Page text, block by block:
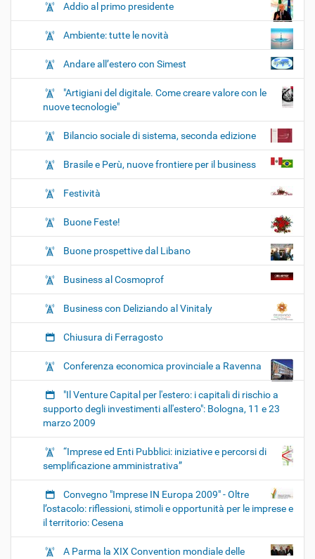
Addio al primo presidente
Ambiente: tutte le novità
Andare all’estero con Simest
"Artigiani del digitale. Come creare valore con le
nuove tecnologie"
Bilancio sociale di sistema, seconda edizione
Brasile e Perù, nuove frontiere per il business
Festività
Buone Feste!
Buone prospettive dal Libano
Business al Cosmoprof
Business con Deliziando al Vinitaly
Chiusura di Ferragosto
Conferenza economica provinciale a Ravenna
"Il Venture Capital per l'estero: i capitali di rischio a
supporto degli investimenti all'estero": Bologna, 11 e 23
marzo 2009
“Imprese ed Enti Pubblici: iniziative e percorsi di
semplificazione amministrativa”
Convegno "Imprese IN Europa 2009" - Oltre
l’ostacolo: riflessioni, stimoli e opportunità per le imprese e
il territorio: Cesena
A Parma la XIX Convention mondiale delle